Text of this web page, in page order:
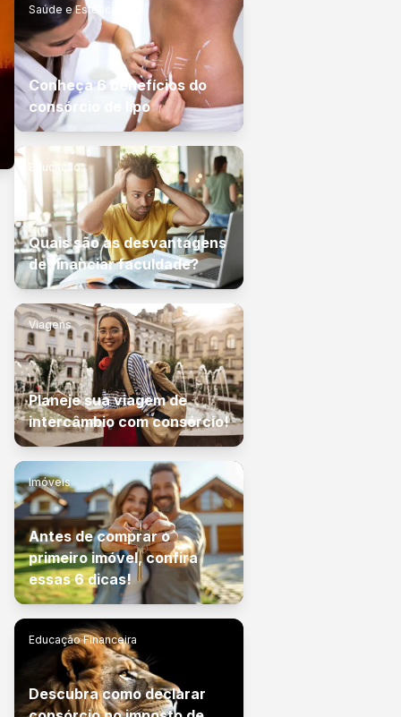
Saúde e Estética
Conheça 6 benefícios do
consórcio de lipo
Educação
Quais são as desvantagens
de financiar faculdade?
Viagens
Planeje sua viagem de
intercâmbio com consórcio!
Imóveis
Antes de comprar o
primeiro imóvel, confira
essas 6 dicas!
Educação Financeira
Descubra como declarar